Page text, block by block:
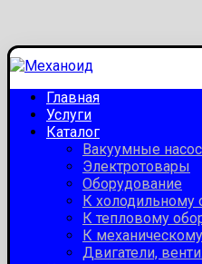
Главная
Услуги
Каталог
Вакуумные
Электротовары
Оборудование
К холодильному
К тепловому
К
Двигатели,